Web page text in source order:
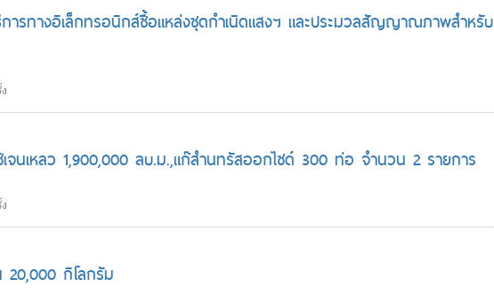
ารทางอิเล็กทรอนิกส์ซื้อแหล่งชุดกำเนิดแสงฯ และประมวลสัญญาณภาพสำหรับ
จนเหลว 1,900,000 ลบ.ม.,แก๊สำนทรัสออกไซด์ 300 ท่อ จำนวน 2 รายการ
20,000 กิโลกรัม